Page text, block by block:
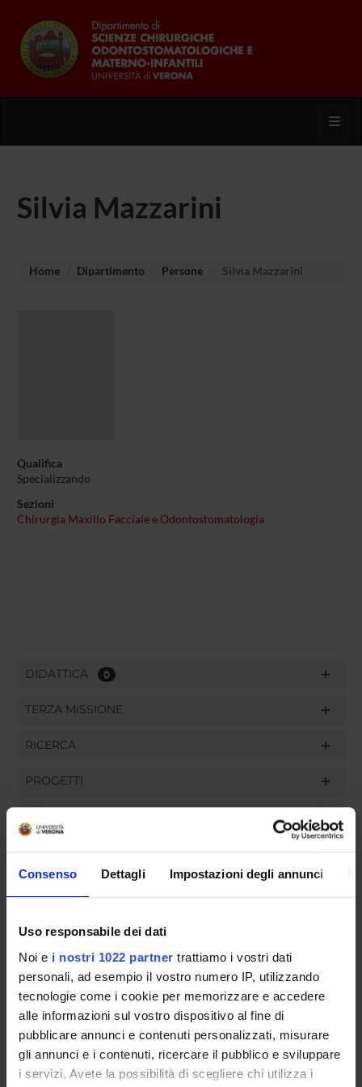
Consenso Dettagli Impostazioni degli annunci
Uso responsabile dei dati
Noi e i nostri 1022 partner trattiamo i vostri dati
personali, ad esempio il vostro numero IP, utilizzando
tecnologie come i cookie per memorizzare e accedere
alle informazioni sul vostro dispositivo al fine di
pubblicare annunci e contenuti personalizzati, misurare
gli annunci e i contenuti, ricercare il pubblico e sviluppare
i servizi. Avete la possibilità di scegliere chi utilizza i
Silvia Mazzarini
Home Dipartimento Persone Silvia Mazzarini
Qualifica
Specializzando
Sezioni
Chirurgia Maxillo Facciale e Odontostomatologia
DIDATTICA 0
TERZA MISSIONE
RICERCA
PROGETTI
GOVERNANCE
COMMISSIONI
UFFICI E STRUTTURE DI SERVIZIO